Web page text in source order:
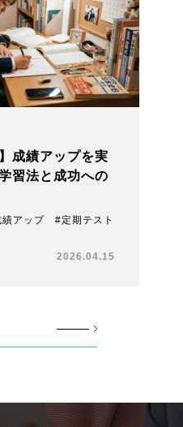
成績アップを実
習法と成功への
アップ #定期テスト
2026.04.15